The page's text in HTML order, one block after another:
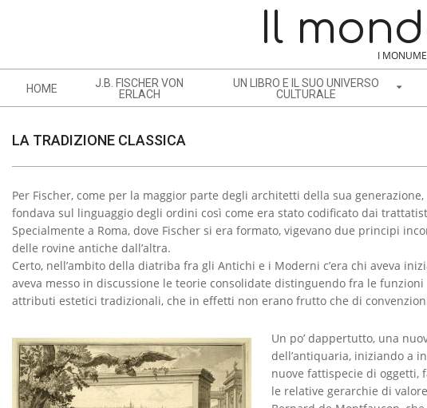
Il
I
V
A
T
I
O
N
M
N
U
HOME
J.B. FISCHER VON
ERLACH
UN LIBRO E IL SUO UNIVERSO
CULTURALE
LA TRADIZIONE CLASSICA
L
A
T
R
D
Z
Per Fischer, come per la maggior parte degli architetti della sua
fondava sul linguaggio degli ordini così come era stato codificato dai
Specialmente a Roma, dove Fischer si era formato, vigevano due principi
delle rovine antiche dall’altra.
Certo, nell’ambito della diatriba fra gli Antichi e i Moderni c’era chi aveva
aveva messo in discussione le teorie consolidate distinguendo fra le
attributi estetici tradizionali, che in effetti non erano frutto che di
Un po’ dappertutto, una
dell’antiquaria, iniziando a
nuove fattispecie di oggetti,
le relative gerarchie di